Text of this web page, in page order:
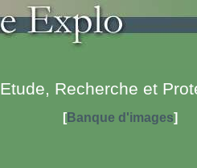
Etude, Recherche et
[Banque d'images]